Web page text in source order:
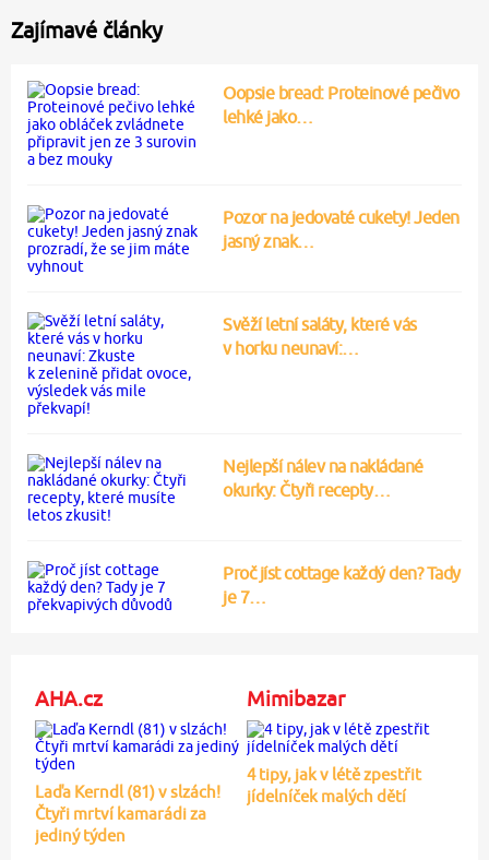
Zajímavé články
Oopsie bread: Proteinové pečivo
lehké jako…
Pozor na jedovaté cukety! Jeden
jasný znak…
Svěží letní saláty, které vás
v horku neunaví:…
Nejlepší nálev na nakládané
okurky: Čtyři recepty…
Proč jíst cottage každý den? Tady
je 7…
AHA.cz
Laďa Kerndl (81) v slzách!
Čtyři mrtví kamarádi za
jediný týden
Mimibazar
4 tipy, jak v létě zpestřit
jídelníček malých dětí